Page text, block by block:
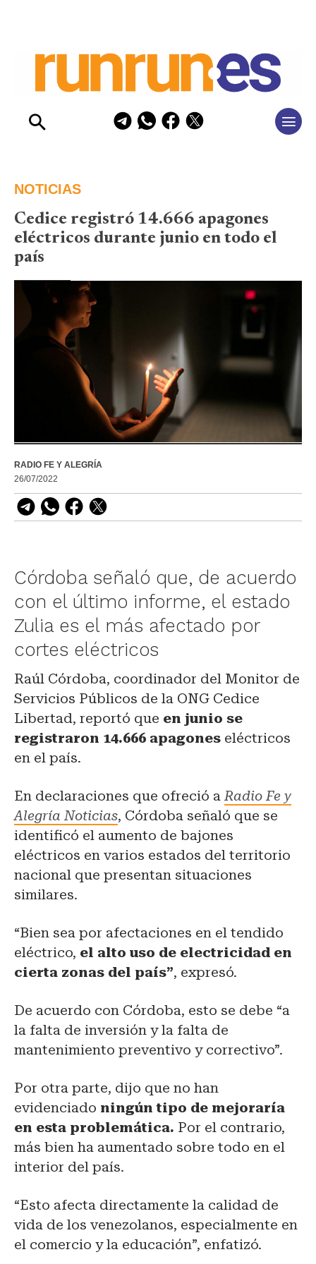
NOTICIAS
Cedice registró 14.666 apagones
eléctricos durante junio en todo el
país
RADIO FE Y ALEGRÍA
26/07/2022
Córdoba señaló que, de acuerdo
con el último informe, el estado
Zulia es el más afectado por
cortes eléctricos
Raúl Córdoba, coordinador del Monitor de
Servicios Públicos de la ONG Cedice
Libertad, reportó que en junio se
registraron 14.666 apagones eléctricos
en el país.
En declaraciones que ofreció aRadio Fe y
Alegría Noticias, Córdoba señaló que se
identificó el aumento de bajones
eléctricos en varios estados del territorio
nacional que presentan situaciones
similares.
“Bien sea por afectaciones en el tendido
eléctrico, el alto uso de electricidad en
cierta zonas del país”, expresó.
De acuerdo con Córdoba, esto se debe “a
la falta de inversión y la falta de
mantenimiento preventivo y correctivo”.
Por otra parte, dijo que no han
evidenciado ningún tipo de mejoraría
en esta problemática. Por el contrario,
más bien ha aumentado sobre todo en el
interior del país.
“Esto afecta directamente la calidad de
vida de los venezolanos, especialmente en
el comercio y la educación”, enfatizó.